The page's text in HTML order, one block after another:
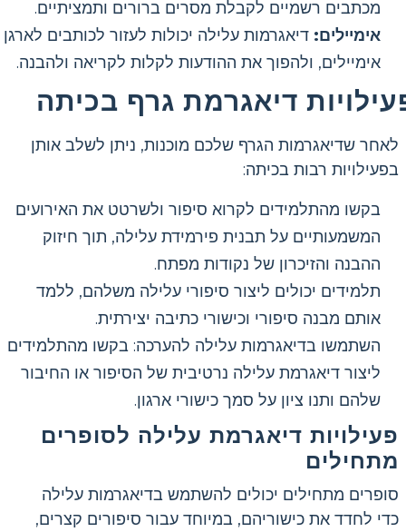
מכתבים רשמיים לקבלת מסרים ברורים ותמציתיים.
אימיילים: דיאגרמות עלילה יכולות לעזור לכותבים לארגן
אימיילים, ולהפוך את ההודעות לקלות לקריאה ולהבנה.
דיאגרמת גרף בכיתה
לאחר שדיאגרמות הגרף שלכם מוכנות, ניתן לשלב אותן
בפעילויות רבות בכיתה:
בקשו מהתלמידים לקרוא סיפור ולשרטט את האירועים
המשמעותיים על תבנית פירמידת עלילה, תוך חיזוק
ההבנה והזיכרון של נקודות מפתח.
תלמידים יכולים ליצור סיפורי עלילה משלהם, ללמד
אותם מבנה סיפורי וכישורי כתיבה יצירתית.
השתמשו בדיאגרמות עלילה להערכה: בקשו מהתלמידים
ליצור דיאגרמת עלילה נרטיבית של הסיפור או החיבור
שלהם ותנו ציון על סמך כישורי ארגון.
פעילויות דיאגרמת עלילה לסופרים
מתחילים
סופרים מתחילים יכולים להשתמש בדיאגרמות עלילה
כדי לחדד את כישוריהם, במיוחד עבור סיפורים קצרים,